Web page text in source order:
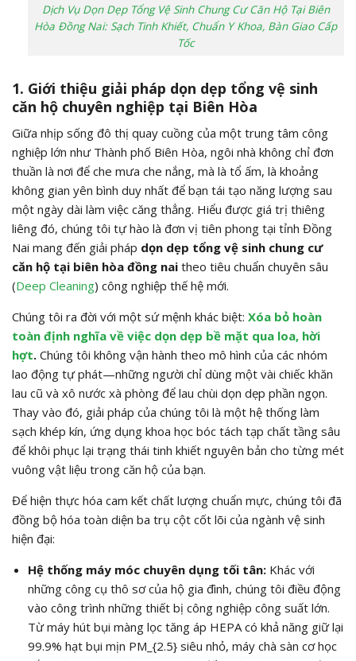
Dịch Vụ Dọn Dẹp Tổng Vệ Sinh Chung Cư Căn Hộ Tại Biên
Hòa Đồng Nai: Sạch Tinh Khiết, Chuẩn Y Khoa, Bàn Giao Cấp
Tốc
1. Giới thiệu giải pháp dọn dẹp tổng vệ sinh
căn hộ chuyên nghiệp tại Biên Hòa
Giữa nhịp sống đô thị quay cuồng của một trung tâm công
nghiệp lớn như Thành phố Biên Hòa, ngôi nhà không chỉ đơn
thuần là nơi để che mưa che nắng, mà là tổ ấm, là khoảng
không gian yên bình duy nhất để bạn tái tạo năng lượng sau
một ngày dài làm việc căng thẳng. Hiểu được giá trị thiêng
liêng đó, chúng tôi tự hào là đơn vị tiên phong tại tỉnh Đồng
Nai mang đến giải pháp dọn dẹp tổng vệ sinh chung cư
căn hộ tại biên hòa đồng nai theo tiêu chuẩn chuyên sâu
(Deep Cleaning) công nghiệp thế hệ mới.
Chúng tôi ra đời với một sứ mệnh khác biệt: Xóa bỏ hoàn
toàn định nghĩa về việc dọn dẹp bề mặt qua loa, hời
hợt. Chúng tôi không vận hành theo mô hình của các nhóm
lao động tự phát—những người chỉ dùng một vài chiếc khăn
lau cũ và xô nước xà phòng để lau chùi dọn dẹp phần ngọn.
Thay vào đó, giải pháp của chúng tôi là một hệ thống làm
sạch khép kín, ứng dụng khoa học bóc tách tạp chất tầng sâu
để khôi phục lại trạng thái tinh khiết nguyên bản cho từng mét
vuông vật liệu trong căn hộ của bạn.
Để hiện thực hóa cam kết chất lượng chuẩn mực, chúng tôi đã
đồng bộ hóa toàn diện ba trụ cột cốt lõi của ngành vệ sinh
hiện đại:
Hệ thống máy móc chuyên dụng tối tân:Khác với
những công cụ thô sơ của hộ gia đình, chúng tôi điều động
vào công trình những thiết bị công nghiệp công suất lớn.
Từ máy hút bụi màng lọc tăng áp HEPA có khả năng giữ lại
99.9% hạt bụi mịn PM_{2.5}siêu nhỏ, máy chà sàn cơ học